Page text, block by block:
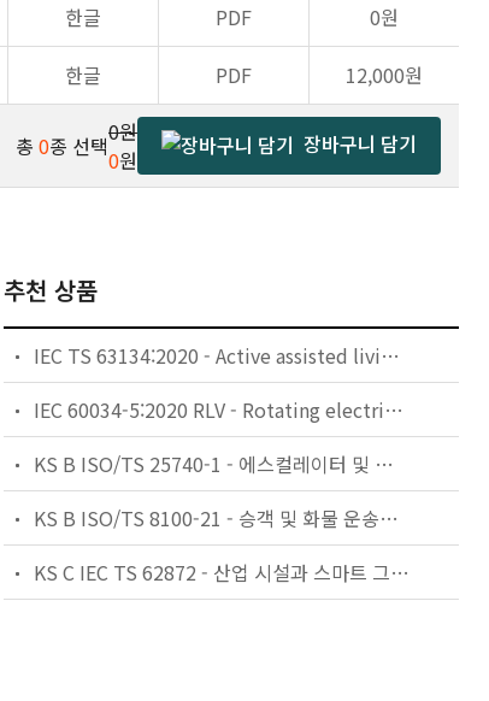
한글 PDF
0원
한글 PDF 12,000원
총 0종 선택0원
0원
장바구니 담기
추천 상품
IEC TS 63134:2020 - Active assisted living (AAL) use cases
IEC 60034-5:2020 RLV - Rotating electrical machines - Part 5: Degrees of protection provided by the integral design of rotating electrical machines (IP code) - Classification
KS B ISO/TS 25740-1 - 에스컬레이터 및 무빙워크에 대한 안전요건 — 제1부: 세계공통 필수 안전요건(GESRs)
KS B ISO/TS 8100-21 - 승객 및 화물 운송용 엘리베이터 —제21부: 세계공통 필수안전요건(GESRs)을 충족하는 세계공통 안전 파라미터(GSPs)
KS C IEC TS 62872 - 산업 시설과 스마트 그리드 사이의 산업 공정 측정, 제어 및 자동화 시스템 인터페이스